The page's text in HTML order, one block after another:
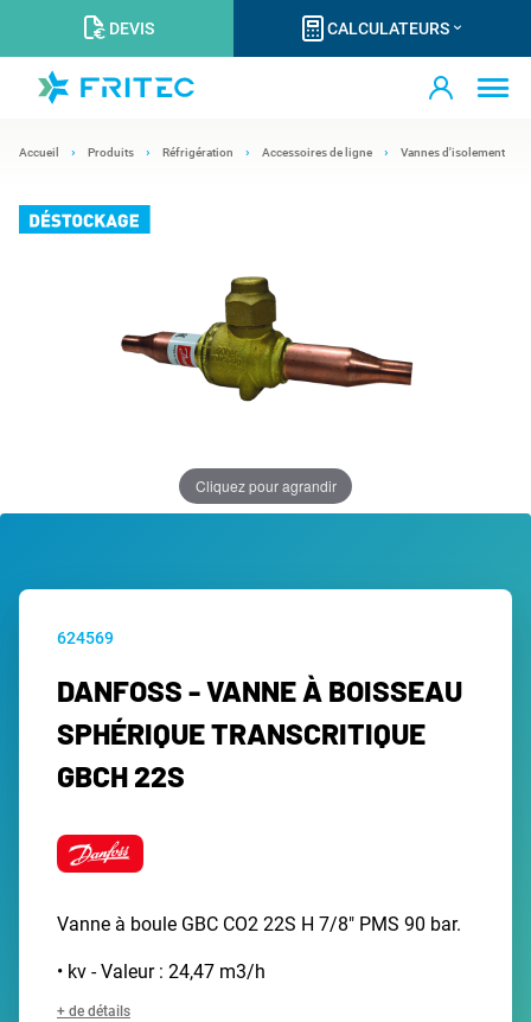
DEVIS CALCULATEURS
Accueil Produits Réfrigération Accessoires de ligne Vannes d'isolement
Cliquez pour agrandir
624569
DANFOSS - VANNE À BOISSEAU
SPHÉRIQUE TRANSCRITIQUE
GBCH 22S
Vanne à boule GBC CO2 22S H 7/8" PMS 90 bar.
• kv - Valeur : 24,47 m3/h
+ de détails